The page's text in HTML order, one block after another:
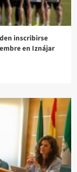
inscribirse
en Iznájar